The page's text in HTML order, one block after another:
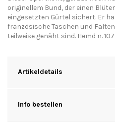
originellem Bund, der einen
eingesetzten Gürtel sichert. Er
französische Taschen und
teilweise genäht sind. Hemd n.
Artikeldetails
Info bestellen